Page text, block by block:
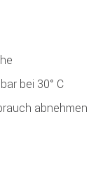
bei 30° C